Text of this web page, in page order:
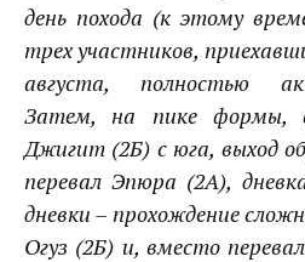
день похода (к этому
трех участников,
августа, полностью
Затем, на пике формы,
Джигит (2Б) с юга, выход
перевалЭпюра (2А),
дневки – прохождение
Огуз (2Б) и, вместо